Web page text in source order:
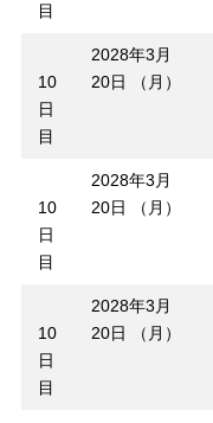
目
10
日
目
2028年3月
20日 （月）
10
日
目
2028年3月
20日 （月）
10
日
目
2028年3月
20日 （月）